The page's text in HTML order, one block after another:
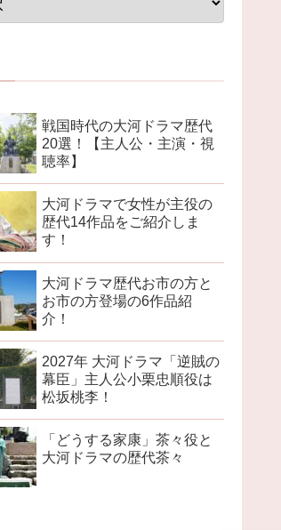
戦国時代の大河ドラマ歴代
20選！【主人公・主演・視
聴率】
大河ドラマで女性が主役の
歴代14作品をご紹介しま
す！
大河ドラマ歴代お市の方と
お市の方登場の6作品紹
介！
2027年 大河ドラマ「逆賊の
幕臣」主人公小栗忠順役は
松坂桃李！
「どうする家康」茶々役と
大河ドラマの歴代茶々